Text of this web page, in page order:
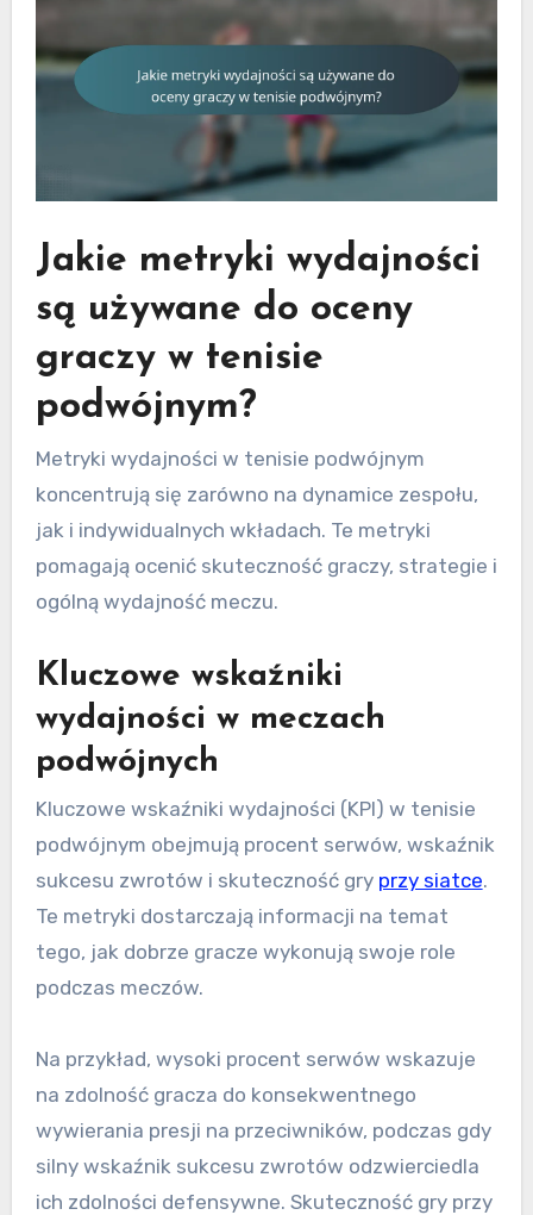
Jakie metryki wydajności
są używane do oceny
graczy w tenisie
podwójnym?
Metryki wydajności w tenisie podwójnym
koncentrują się zarówno na dynamice zespołu,
jak i indywidualnych wkładach. Te metryki
pomagają ocenić skuteczność graczy, strategie i
ogólną wydajność meczu.
Kluczowe wskaźniki
wydajności w meczach
podwójnych
Kluczowe wskaźniki wydajności (KPI) w tenisie
podwójnym obejmują procent serwów, wskaźnik
sukcesu zwrotów i skuteczność gry przy siatce.
Te metryki dostarczają informacji na temat
tego, jak dobrze gracze wykonują swoje role
podczas meczów.
Na przykład, wysoki procent serwów wskazuje
na zdolność gracza do konsekwentnego
wywierania presji na przeciwników, podczas gdy
silny wskaźnik sukcesu zwrotów odzwierciedla
ich zdolności defensywne. Skuteczność gry przy